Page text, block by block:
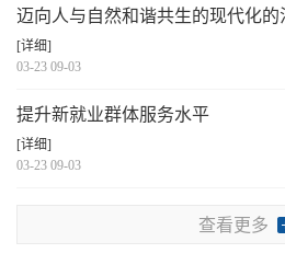
迈向人与自然和谐共生的现代化的
[详细]
03-23 09-03
提升新就业群体服务水平
[详细]
03-23 09-03
查看更多